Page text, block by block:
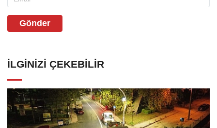
Gönder
İLGINIZI ÇEKEBILIR